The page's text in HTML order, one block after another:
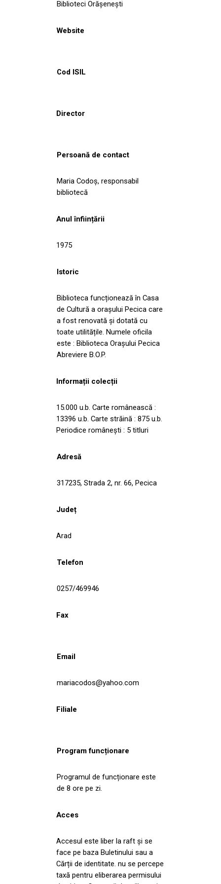
Biblioteci Orășenești
Website
Cod ISIL
Director
Persoană de contact
Maria Codoş, responsabil
bibliotecă
Anul înființării
1975
Istoric
Biblioteca funcționează în Casa
de Cultură a orașului Pecica care
a fost renovată și dotată cu
toate utilitățile. Numele oficila
este : Biblioteca Orașului Pecica
Abreviere B.O.P.
Informații colecții
15.000 u.b. Carte românească :
13396 u.b. Carte străină : 875 u.b.
Periodice românești : 5 titluri
Adresă
317235, Strada 2, nr. 66, Pecica
Județ
Arad
Telefon
0257/469946
Fax
Email
mariacodos@yahoo.com
Filiale
Program funcționare
Programul de funcționare este
de 8 ore pe zi.
Acces
Accesul este liber la raft și se
face pe baza Buletinului sau a
Cărții de identitate. nu se percepe
taxă pentru eliberarea permisului